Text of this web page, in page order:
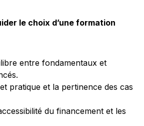
le choix d’une formation
entre fondamentaux et
pratique et la pertinence des cas
du financement et les